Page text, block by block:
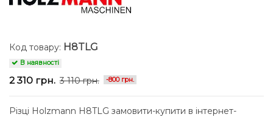
Код товару: H8TLG
В наявності
2 310 грн. 3 110 грн. -800 грн.
Різці Holzmann H8TLG замовити-купити в інтернет-